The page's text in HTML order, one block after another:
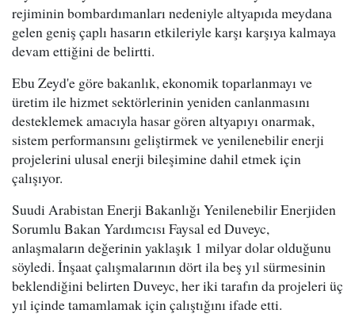
rejiminin bombardımanları nedeniyle altyapıda meydana
gelen geniş çaplı hasarın etkileriyle karşı karşıya kalmaya
devam ettiğini de belirtti.
Ebu Zeyd'e göre bakanlık, ekonomik toparlanmayı ve
üretim ile hizmet sektörlerinin yeniden canlanmasını
desteklemek amacıyla hasar gören altyapıyı onarmak,
sistem performansını geliştirmek ve yenilenebilir enerji
projelerini ulusal enerji bileşimine dahil etmek için
çalışıyor.
Suudi Arabistan Enerji Bakanlığı Yenilenebilir Enerjiden
Sorumlu Bakan Yardımcısı Faysal ed Duveyc,
anlaşmaların değerinin yaklaşık 1 milyar dolar olduğunu
söyledi. İnşaat çalışmalarının dört ila beş yıl sürmesinin
beklendiğini belirten Duveyc, her iki tarafın da projeleri üç
yıl içinde tamamlamak için çalıştığını ifade etti.